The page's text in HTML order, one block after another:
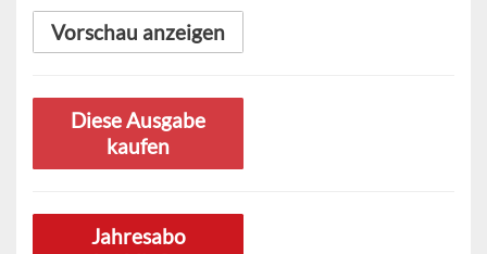
Vorschau anzeigen
Diese Ausgabe
kaufen
Jahresabo